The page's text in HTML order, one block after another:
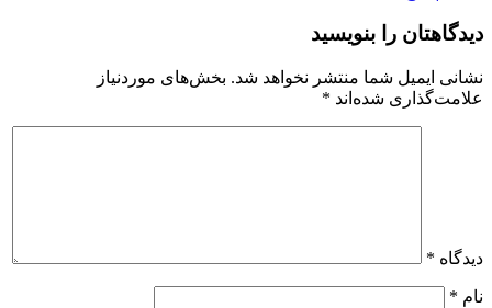
دیدگاهتان را بنویسید
نشانی ایمیل شما منتشر نخواهد شد. بخش‌های موردنیاز
علامت‌گذاری شده‌اند *
دیدگاه *
نام *